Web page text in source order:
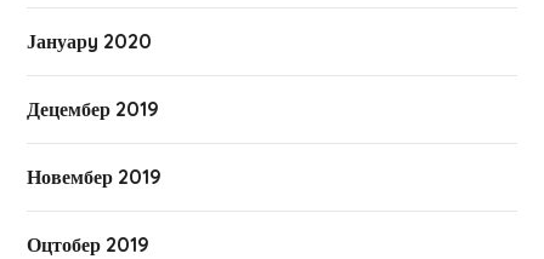
Јануарy 2020
Децембер 2019
Новембер 2019
Оцтобер 2019